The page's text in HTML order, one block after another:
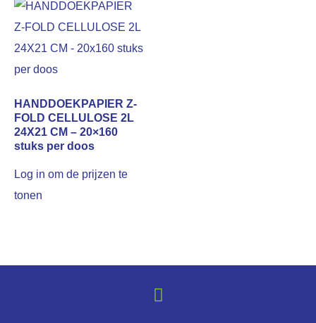
HANDDOEKPAPIER Z-
FOLD CELLULOSE 2L
24X21 CM – 20×160
stuks per doos
Log in om de prijzen te
tonen